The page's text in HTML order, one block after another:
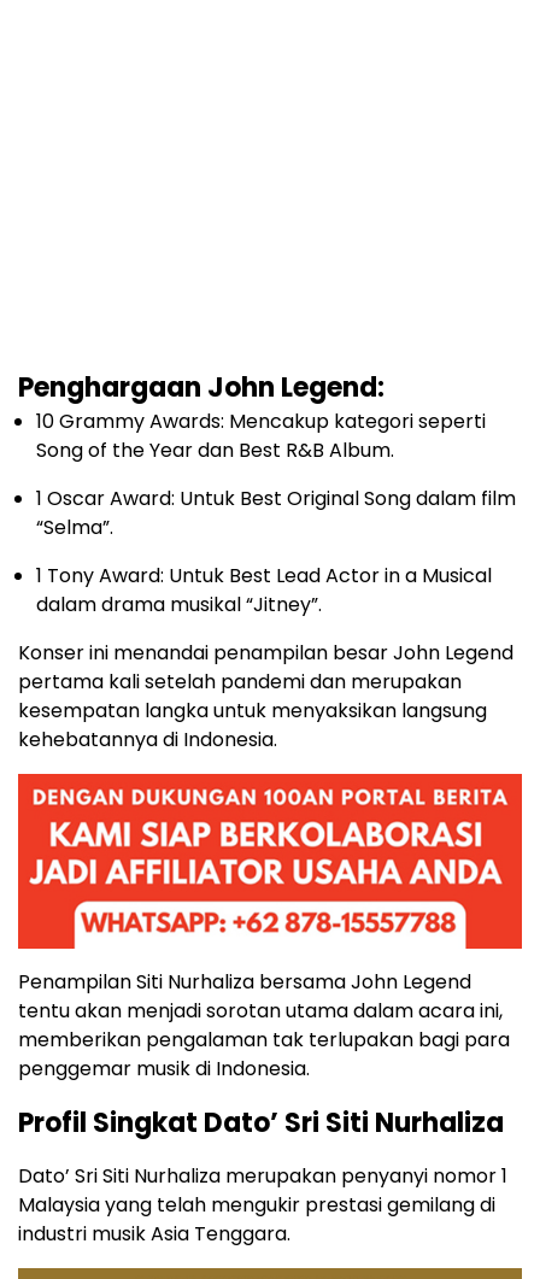
Penghargaan John Legend:
10 Grammy Awards: Mencakup kategori seperti
Song of the Year dan Best R&B Album.
1 Oscar Award: Untuk Best Original Song dalam film
“Selma”.
1 Tony Award: Untuk Best Lead Actor in a Musical
dalam drama musikal “Jitney”.
Konser ini menandai penampilan besar John Legend
pertama kali setelah pandemi dan merupakan
kesempatan langka untuk menyaksikan langsung
kehebatannya di Indonesia.
Penampilan Siti Nurhaliza bersama John Legend
tentu akan menjadi sorotan utama dalam acara ini,
memberikan pengalaman tak terlupakan bagi para
penggemar musik di Indonesia.
Profil Singkat Dato’ Sri Siti Nurhaliza
Dato’ Sri Siti Nurhaliza merupakan penyanyi nomor 1
Malaysia yang telah mengukir prestasi gemilang di
industri musik Asia Tenggara.